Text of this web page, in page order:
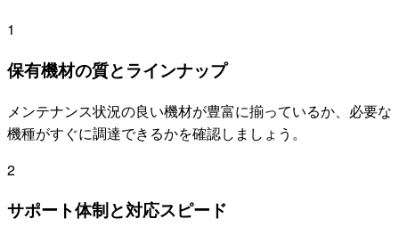
1
保有機材の質とラインナップ
メンテナンス状況の良い機材が豊富に揃っているか、必要な
機種がすぐに調達できるかを確認しましょう。
2
サポート体制と対応スピード